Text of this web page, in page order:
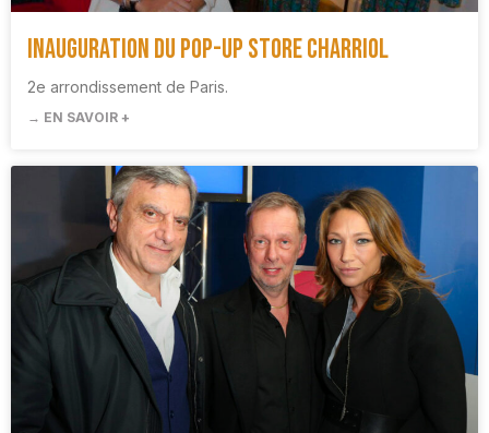
Inauguration du pop-up store Charriol
2e arrondissement de Paris.
→ EN SAVOIR +